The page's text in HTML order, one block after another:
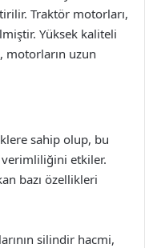
Traktör motorları,
Yüksek kaliteli
motorların uzun
sahip olup, bu
etkiler.
bazı özellikleri
silindir hacmi,